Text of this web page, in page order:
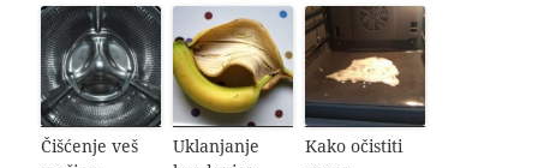
Čišćenje veš
Uklanjanje
Kako očistiti